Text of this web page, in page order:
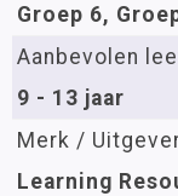
Groep 6,
Aanbevolen
9 - 13 jaar
Merk /
Learning